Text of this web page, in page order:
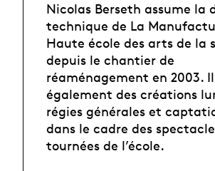
Nicolas Berseth assume la
technique de La
Haute école des arts de la
depuis le chantier de
réaménagement en 2003.
également des créations
régies générales et
dans le cadre des
tournées de l’école.